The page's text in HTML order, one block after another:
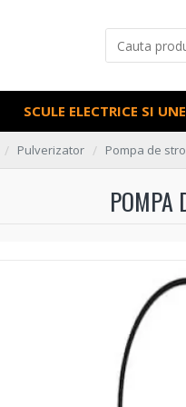
SCULE ELECTRICE SI
Pulverizator Pompa de
POMPA